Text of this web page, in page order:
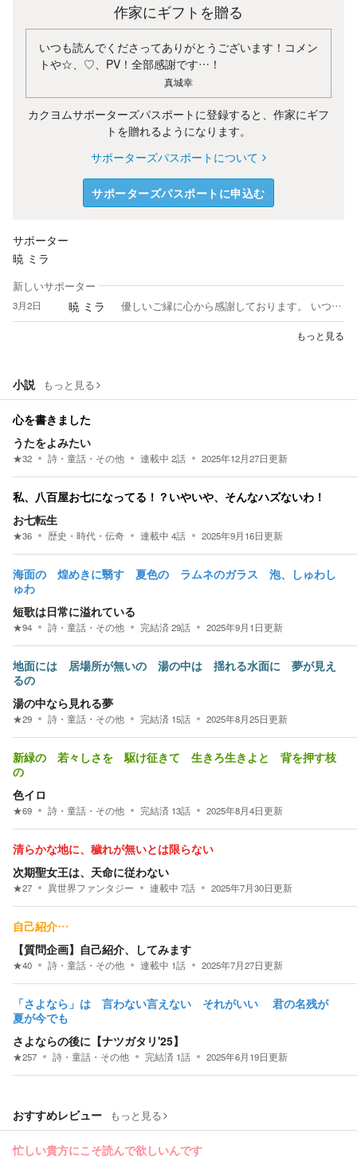
作家にギフトを贈る
いつも読んでくださってありがとうございます！コメン
トや☆、♡、PV！全部感謝です…！
真城幸
カクヨムサポーターズパスポートに登録すると、作家にギフ
トを贈れるようになります。
サポーターズパスポートについて
サポーターズパスポートに申込む
サポーター
暁 ミラ
新しいサポーター
3月2日 暁 ミラ 優しいご縁に心から感謝しております。 いつも有難う御座います＾＾ のんびり愉しみながら書いています。 これからも、よろしくお願い致します。
もっと見る
小説 もっと見る
心を書きました
うたをよみたい
★32 詩・童話・その他 連載中 2話 2025年12月27日更新
私、八百屋お七になってる！？いやいや、そんなハズないわ！
お七転生
★36 歴史・時代・伝奇 連載中 4話 2025年9月16日更新
海面の 煌めきに翳す 夏色の ラムネのガラス 泡、しゅわし
ゅわ
短歌は日常に溢れている
★94 詩・童話・その他 完結済29話 2025年9月1日更新
地面には 居場所が無いの 湯の中は 揺れる水面に 夢が見え
るの
湯の中なら見れる夢
★29 詩・童話・その他 完結済 15話 2025年8月25日更新
新緑の 若々しさを 駆け征きて 生きろ生きよと 背を押す枝
の
色イロ
★69 詩・童話・その他 完結済 13話 2025年8月4日更新
清らかな地に、穢れが無いとは限らない
次期聖女王は、天命に従わない
★27 異世界ファンタジー 連載中 7話 2025年7月30日更新
自己紹介…
【質問企画】自己紹介、してみます
★40 詩・童話・その他 連載中 1話 2025年7月27日更新
「さよなら」は 言わない言えない それがいい 君の名残が
夏が今でも
さよならの後に【ナツガタリ'25】
★257 詩・童話・その他 完結済 1話 2025年6月19日更新
おすすめレビュー もっと見る
忙しい貴方にこそ読んで欲しいんです